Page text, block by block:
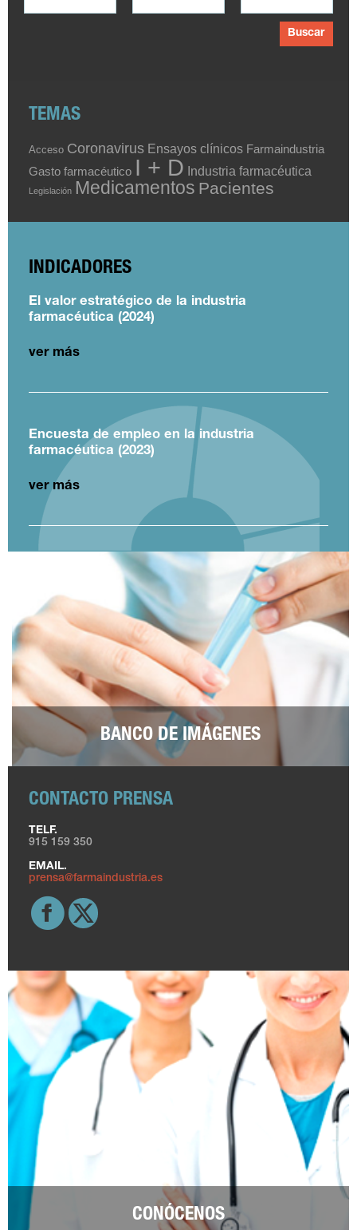
Buscar
TEMAS
Acceso Coronavirus Ensayos clínicos Farmaindustria
Gasto farmacéutico I + D Industria farmacéutica
Legislación Medicamentos Pacientes
INDICADORES
El valor estratégico de la industria
farmacéutica (2024)
ver más
Encuesta de empleo en la industria
farmacéutica (2023)
ver más
BANCO DE IMÁGENES
CONTACTO PRENSA
TELF.
915 159 350
EMAIL.
prensa@farmaindustria.es
CONÓCENOS